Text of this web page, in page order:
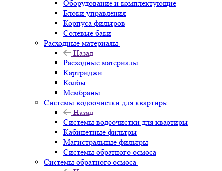
Оборудование и комплектующие
Блоки управления
Корпуса фильтров
Солевые баки
Расходные материалы
Назад
Расходные материалы
Картриджи
Колбы
Мембраны
Системы водоочистки для квартиры
Назад
Системы водоочистки для квартиры
Кабинетные фильтры
Магистральные фильтры
Системы обратного осмоса
Системы обратного осмоса